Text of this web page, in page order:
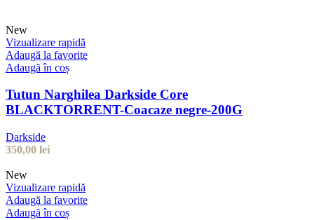
New
Vizualizare rapidă
Adaugă la favorite
Adaugă în coș
Tutun Narghilea Darkside Core
BLACKTORRENT-Coacaze negre-200G
Darkside
350,00 lei
New
Vizualizare rapidă
Adaugă la favorite
Adaugă în coș